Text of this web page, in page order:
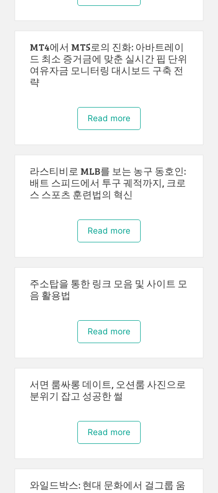
MT4에서 MT5로의 진화: 아바트레이
드 최소 증거금에 맞춘 실시간 핍 단위
여유자금 모니터링 대시보드 구축 전
략
Read more
라스티비로 MLB를 보는 농구 동호인:
배트 스피드에서 투구 궤적까지, 크로
스 스포츠 훈련법의 혁신
Read more
주소탑을 통한 링크 모음 및 사이트 모
음 활용법
Read more
서면 룸싸롱 데이트, 오션룸 사진으로
분위기 잡고 성공한 썰
Read more
와일드박스: 현대 문화에서 걸그룹 움